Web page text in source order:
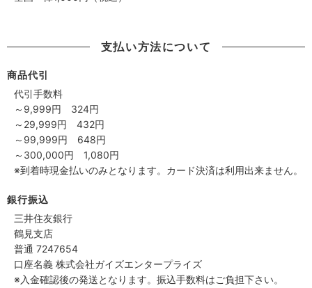
支払い方法について
商品代引
代引手数料
～9,999円 324円
～29,999円 432円
～99,999円 648円
～300,000円 1,080円
※到着時現金払いのみとなります。カード決済は利用出来ません。
銀行振込
三井住友銀行
鶴見支店
普通 7247654
口座名義 株式会社ガイズエンタープライズ
※入金確認後の発送となります。振込手数料はご負担下さい。